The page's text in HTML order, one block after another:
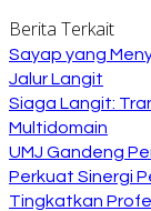
Berita Terkait
Sayap yang
Jalur Langit
Siaga Langit:
Multidomain
UMJ Gandeng
Perkuat Sinergi
Tingkatkan